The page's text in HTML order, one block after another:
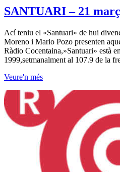
SANTUARI – 21
Ací teniu el «Santuari» de hui
Moreno i Mario Pozo presenten
Ràdio Cocentaina,»Santuari» està
1999,setmanalment al 107.9 de la
Veure'n més